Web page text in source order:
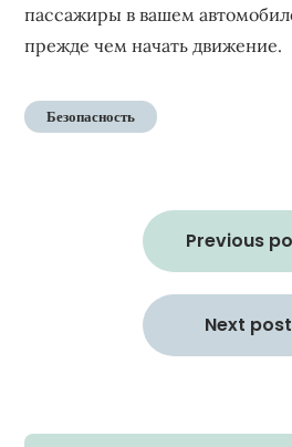
пассажиры в вашем
прежде чем начать движение.
Безопасность
Previous
Next post